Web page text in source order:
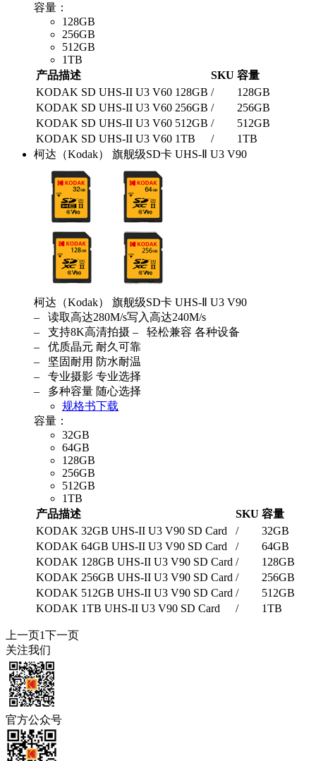
容量：
128GB
256GB
512GB
1TB
产品描述
SKU 容量
KODAK SD UHS-II U3 V60 128GB /
128GB
KODAK SD UHS-II U3 V60 256GB /
256GB
KODAK SD UHS-II U3 V60 512GB /
512GB
KODAK SD UHS-II U3 V60 1TB
/
1TB
柯达（Kodak） 旗舰级SD卡 UHS-Ⅱ U3 V90
柯达（Kodak） 旗舰级SD卡 UHS-Ⅱ U3 V90
– 读取高达280M/s写入高达240M/s
– 支持8K高清拍摄 – 轻松兼容 各种设备
– 优质晶元 耐久可靠
– 坚固耐用 防水耐温
– 专业摄影 专业选择
– 多种容量 随心选择
规格书下载
容量：
32GB
64GB
128GB
256GB
512GB
1TB
产品描述
SKU 容量
KODAK 32GB UHS-II U3 V90 SD Card
/
32GB
KODAK 64GB UHS-II U3 V90 SD Card
/
64GB
KODAK 128GB UHS-II U3 V90 SD Card /
128GB
KODAK 256GB UHS-II U3 V90 SD Card /
256GB
KODAK 512GB UHS-II U3 V90 SD Card /
512GB
KODAK 1TB UHS-II U3 V90 SD Card
/ 1TB
上一页1下一页
关注我们
官方公众号